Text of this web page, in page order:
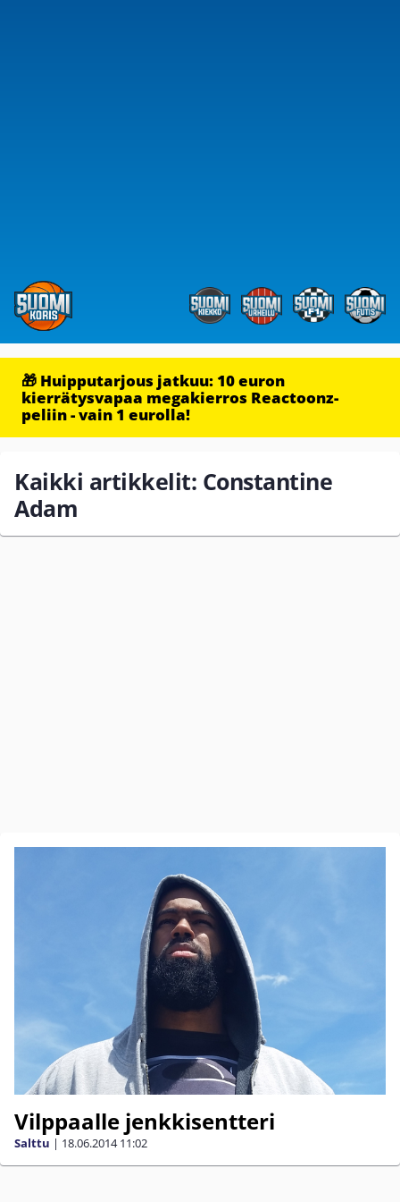
🎁 Huipputarjous jatkuu: 10 euron
kierrätysvapaa megakierros Reactoonz-
peliin - vain 1 eurolla!
Kaikki artikkelit: Constantine
Adam
Vilppaalle jenkkisentteri
Salttu | 18.06.2014 11:02